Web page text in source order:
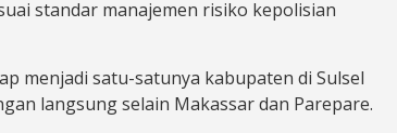
standar manajemen risiko kepolisian
menjadi satu-satunya kabupaten di Sulsel
langsung selain Makassar dan Parepare.